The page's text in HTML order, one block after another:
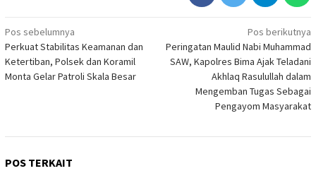
Navigasi
pos
Pos sebelumnya
Perkuat Stabilitas Keamanan dan
Ketertiban, Polsek dan Koramil
Monta Gelar Patroli Skala Besar
Pos berikutnya
Peringatan Maulid Nabi Muhammad
SAW, Kapolres Bima Ajak Teladani
Akhlaq Rasulullah dalam
Mengemban Tugas Sebagai
Pengayom Masyarakat
POS TERKAIT